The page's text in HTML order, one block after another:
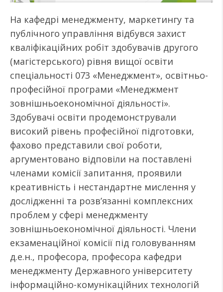
На кафедрі менеджменту, маркетингу та
публічного управління відбувся захист
кваліфікаційних робіт здобувачів другого
(магістерського) рівня вищої освіти
спеціальності 073 «Менеджмент», освітньо-
професійної програми «Менеджмент
зовнішньоекономічної діяльності».
Здобувачі освіти продемонстрували
високий рівень професійної підготовки,
фахово представили свої роботи,
аргументовано відповіли на поставлені
членами комісії запитання, проявили
креативність і нестандартне мислення у
дослідженні та розв’язанні комплексних
проблем у сфері менеджменту
зовнішньоекономічної діяльності. Члени
екзаменаційної комісії під головуванням
д.е.н., професора, професора кафедри
менеджменту Державного університету
інформаційно-комунікаційних технологій